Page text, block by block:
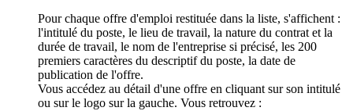
Pour chaque offre d'emploi restituée dans la liste, s'affichent :
l'intitulé du poste, le lieu de travail, la nature du contrat et la
durée de travail, le nom de l'entreprise si précisé, les 200
premiers caractères du descriptif du poste, la date de
publication de l'offre.
Vous accédez au détail d'une offre en cliquant sur son intitulé
ou sur le logo sur la gauche. Vous retrouvez :